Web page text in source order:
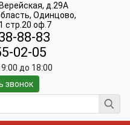
д.29А
Одинцово,
стр.20 оф.7
88-83
02-05
до 18:00
звонок